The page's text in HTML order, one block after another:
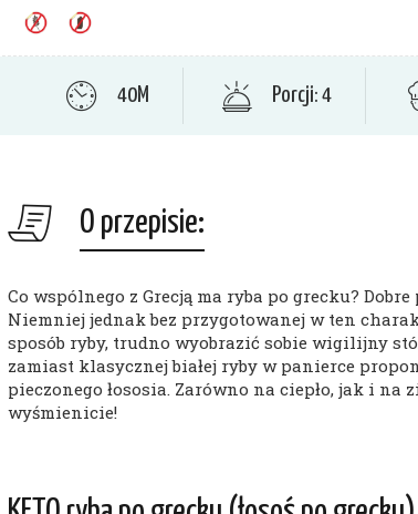
40M Porcji: 4
O przepisie:
Co wspólnego z Grecją ma ryba po grecku?
Niemniej jednak bez przygotowanej w ten
sposób ryby, trudno wyobrazić sobie wigilijny
zamiast klasycznej białej ryby w panierce
pieczonego łososia. Zarówno na ciepło, jak i na
wyśmienicie!